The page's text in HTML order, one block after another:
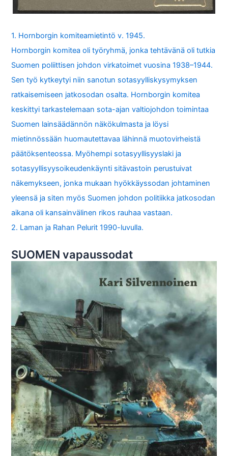
1. Hornborgin komiteamietintö v. 1945.
Hornborgin komitea oli työryhmä, jonka tehtävänä oli tutkia
Suomen poliittisen johdon virkatoimet vuosina 1938–1944.
Sen työ kytkeytyi niin sanotun sotasyylliskysymyksen
ratkaisemiseen jatkosodan osalta. Hornborgin komitea
keskittyi tarkastelemaan sota-ajan valtiojohdon toimintaa
Suomen lainsäädännön näkökulmasta ja löysi
mietinnössään huomautettavaa lähinnä muotovirheistä
päätöksenteossa. Myöhempi sotasyyllisyyslaki ja
sotasyyllisyysoikeudenkäynti sitävastoin perustuivat
näkemykseen, jonka mukaan hyökkäyssodan johtaminen
yleensä ja siten myös Suomen johdon politiikka jatkosodan
aikana oli kansainvälinen rikos rauhaa vastaan.
2. Laman ja Rahan Pelurit 1990-luvulla.
SUOMEN vapaussodat